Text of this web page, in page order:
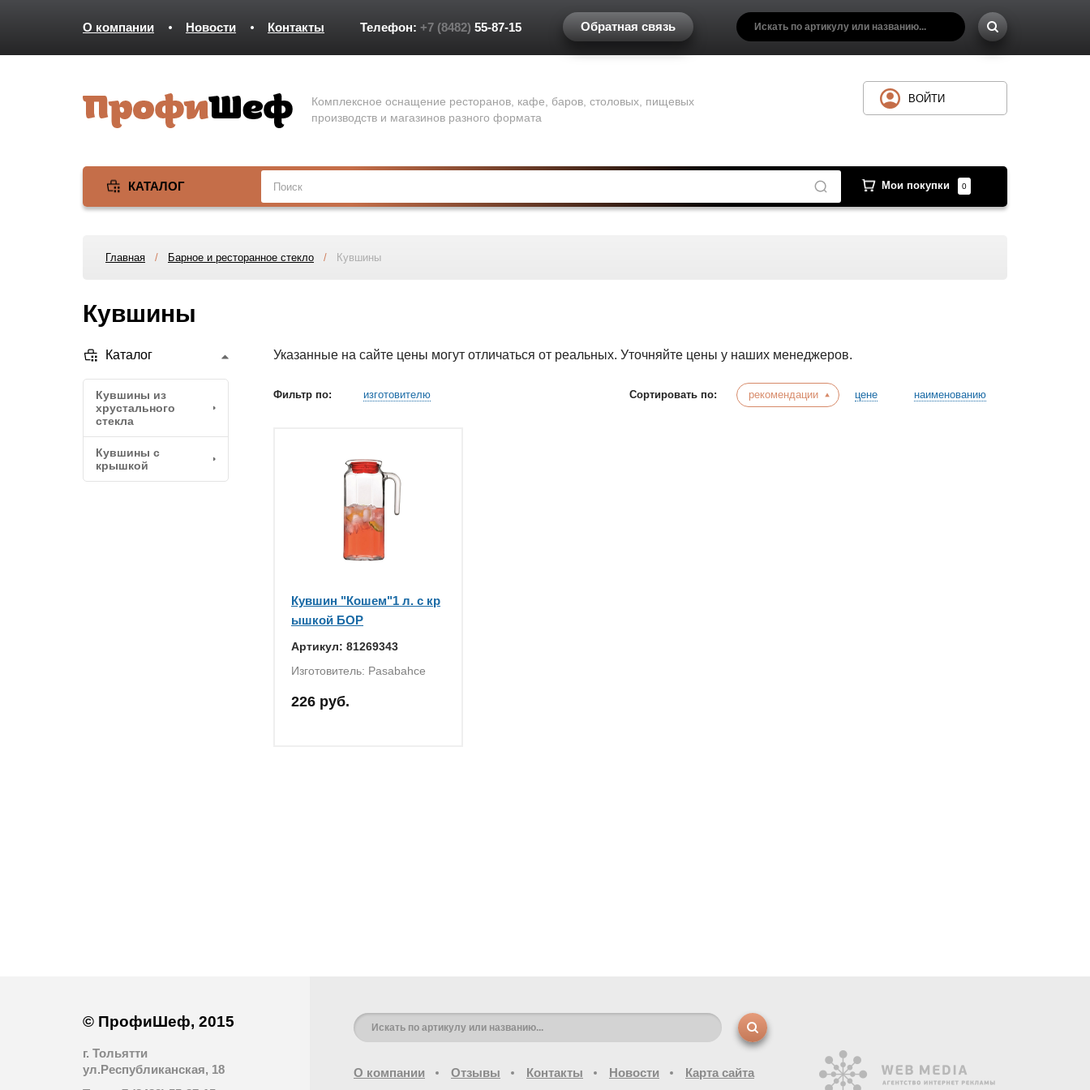
О компании Новости Контакты Телефон: +7 (8482) 55-87-15 Обратная связь
Комплексное оснащение ресторанов, кафе, баров, столовых, пищевых
производств и магазинов разного формата
КАТАЛОГ Мои покупки 0
ВОЙТИ
Главная / Барное и ресторанное стекло / Кувшины
Кувшины
Каталог
Кувшины из
хрустального
стекла
Кувшины с
крышкой
Указанные на сайте цены могут отличаться от реальных. Уточняйте цены у наших менеджеров.
Фильтр по: изготовителю Сортировать по: рекомендации цене наименованию
Кувшин "Кошем"1 л. с кр
ышкой БОР
Артикул: 81269343
Изготовитель: Pasabahce
226 руб.
© ПрофиШеф, 2015
г. Тольятти
ул.Республиканская, 18
О компании Отзывы Контакты Новости Карта сайта